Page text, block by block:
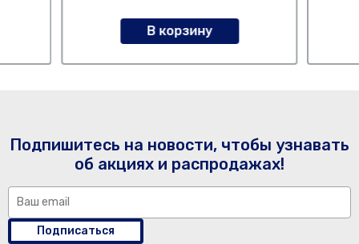
В корзину
Подпишитесь на новости, чтобы узнавать
об акциях и распродажах!
Подписаться